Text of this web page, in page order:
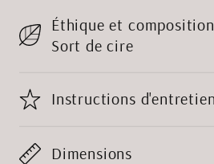
Magic,
coffee
&amp;
coffee
&amp;
Éthique et
Sort de cire
Instructions
Dimensions